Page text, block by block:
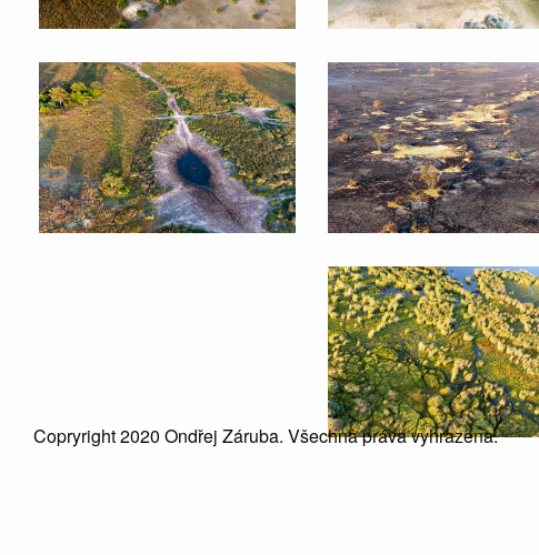
Copryright 2020 Ondřej Záruba. Všechna práva vyhrazena.